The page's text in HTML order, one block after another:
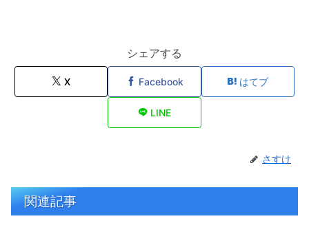
シェアする
X Facebook はてブ
LINE
さすけ
関連記事